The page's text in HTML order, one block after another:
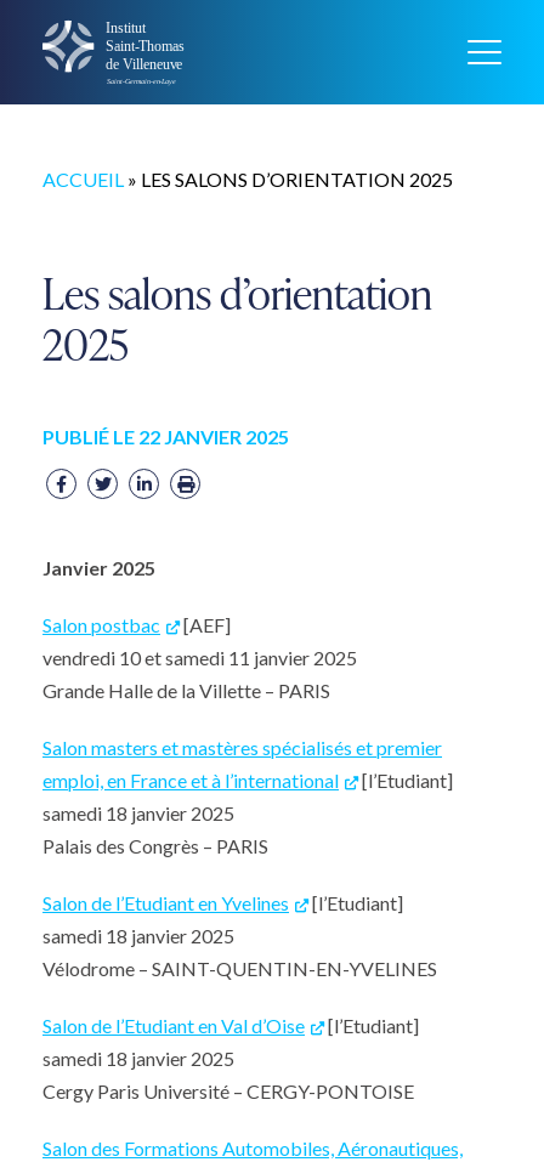
ACCUEIL » LES SALONS D’ORIENTATION 2025
Les salons d’orientation
2025
PUBLIÉ LE 22 JANVIER 2025
Janvier 2025
Salon postbac
[AEF]
vendredi 10 et samedi 11 janvier 2025
Grande Halle de la Villette – PARIS
Salon masters et mastères spécialisés et premier
emploi, en France et à l’international
[l’Etudiant]
samedi 18 janvier 2025
Palais des Congrès – PARIS
Salon de l’Etudiant en Yvelines
[l’Etudiant]
samedi 18 janvier 2025
Vélodrome – SAINT-QUENTIN-EN-YVELINES
Salon de l’Etudiant en Val d’Oise
[l’Etudiant]
samedi 18 janvier 2025
Cergy Paris Université – CERGY-PONTOISE
Salon des Formations Automobiles, Aéronautiques,